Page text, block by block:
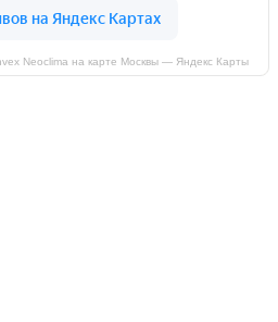
Neoclima на карте Москвы — Яндекс Карты